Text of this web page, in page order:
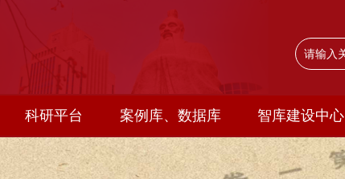
科研平台 案例库、数据库 智库建设中心